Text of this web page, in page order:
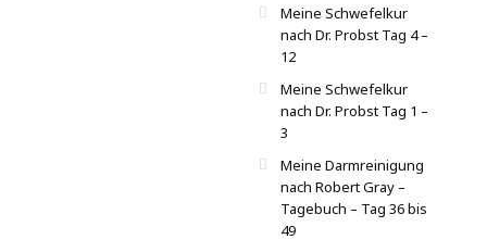
Meine Schwefelkur
nach Dr. Probst Tag 4 –
12
Meine Schwefelkur
nach Dr. Probst Tag 1 –
3
Meine Darmreinigung
nach Robert Gray –
Tagebuch – Tag 36 bis
49